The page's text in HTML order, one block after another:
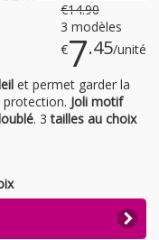
€14.90
3 modèles
€7.45/unité
et permet garder la
Joli motif
. 3tailles au choix